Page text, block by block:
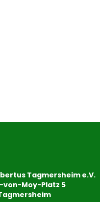
Tagmersheim e.V.
Moy-Platz 5